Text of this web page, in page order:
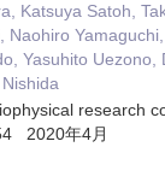
Katsuya Satoh,
Naohiro
Yasuhito Uezono,
research
2020年4月